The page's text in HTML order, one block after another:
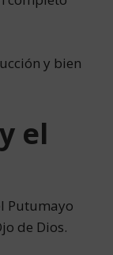
y bien
el
Putumayo
de Dios.